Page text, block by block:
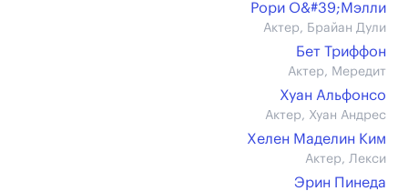
Рори О&#39;Мэлли
Актер, Брайан Дули
Бет Триффон
Актер, Мередит
Хуан Альфонсо
Актер, Хуан Андрес
Хелен Маделин Ким
Актер, Лекси
Эрин Пинеда